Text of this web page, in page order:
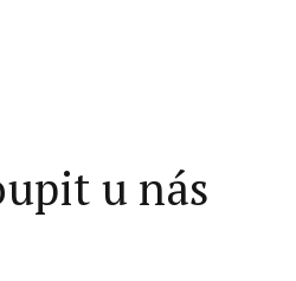
u nás